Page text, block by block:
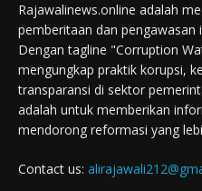
Rajawalinews.online adalah
pemberitaan dan pengawasan
Dengan tagline "Corruption
mengungkap praktik korupsi,
transparansi di sektor
adalah untuk memberikan
mendorong reformasi yang
Contact us: